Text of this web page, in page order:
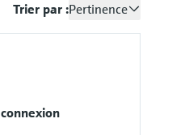
Trier par :Pertinence
connexion